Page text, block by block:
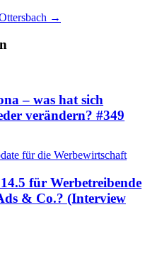
→
– was hat sich
verändern? #349
für Werbetreibende
& Co.? (Interview